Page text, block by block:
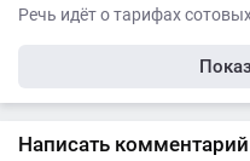
Речь идёт о тарифах
Написать комментарий